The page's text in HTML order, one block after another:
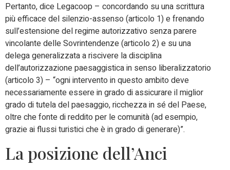
Pertanto, dice Legacoop – concordando su una scrittura
più efficace del silenzio-assenso (articolo 1) e frenando
sull’estensione del regime autorizzativo senza parere
vincolante delle Sovrintendenze (articolo 2) e su una
delega generalizzata a riscivere la disciplina
dell’autorizzazione paesaggistica in senso liberalizzatorio
(articolo 3) – “ogni intervento in questo ambito deve
necessariamente essere in grado di assicurare il miglior
grado di tutela del paesaggio, ricchezza in sé del Paese,
oltre che fonte di reddito per le comunità (ad esempio,
grazie ai flussi turistici che è in grado di generare)”.
La posizione dell’Anci